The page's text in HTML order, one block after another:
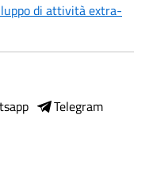
di attività extra-
Telegram